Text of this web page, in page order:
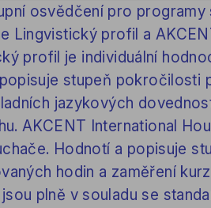
osvědčení pro programy
Lingvistický profil a
profil je individuální
stupeň pokročilosti
jazykových
AKCENT International
Hodnotí a popisuje
hodin a zaměření
plně v souladu se